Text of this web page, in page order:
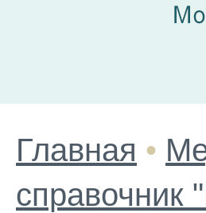
Главная •
справочник